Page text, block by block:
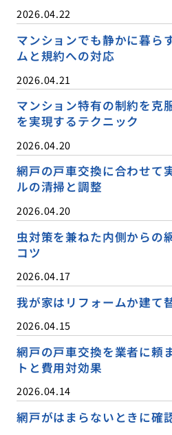
2026.04.22
マンションでも静かに暮ら
ムと規約への対応
2026.04.21
マンション特有の制約を克
を実現するテクニック
2026.04.20
網戸の戸車交換に合わせて
ルの清掃と調整
2026.04.20
虫対策を兼ねた内側からの
コツ
2026.04.17
我が家はリフォームか建て
2026.04.15
網戸の戸車交換を業者に頼
トと費用対効果
2026.04.14
網戸がはまらないときに確